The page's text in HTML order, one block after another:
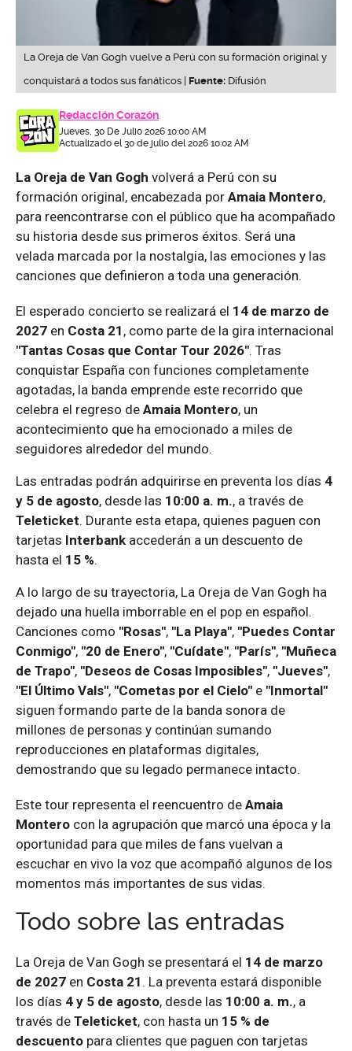
La Oreja de Van Gogh vuelve a Perú con su formación original y
conquistará a todos sus fanáticos | Fuente: Difusión
Redacción Corazón
Jueves, 30 De Julio 2026 10:00 AM
Actualizado el 30 de julio del 2026 10:02 AM
La Oreja de Van Gogh volverá a Perú con su
formación original, encabezada por Amaia Montero,
para reencontrarse con el público que ha acompañado
su historia desde sus primeros éxitos. Será una
velada marcada por la nostalgia, las emociones y las
canciones que definieron a toda una generación.
El esperado concierto se realizará el 14 de marzo de
2027 en Costa 21 , como parte de la gira internacional
"Tantas Cosas que Contar Tour 2026". Tras
conquistar España con funciones completamente
agotadas, la banda emprende este recorrido que
celebra el regreso de Amaia Montero, un
acontecimiento que ha emocionado a miles de
seguidores alrededor del mundo.
Las entradas podrán adquirirse en preventa los días 4
y 5 de agosto, desde las 10:00 a. m., a través de
Teleticket. Durante esta etapa, quienes paguen con
tarjetas Interbank accederán a un descuento de
hasta el 15 %.
A lo largo de su trayectoria, La Oreja de Van Gogh ha
dejado una huella imborrable en el pop en español.
Canciones como "Rosas", "La Playa", "Puedes Contar
Conmigo", "20 de Enero", "Cuídate", "París", "Muñeca
de Trapo", "Deseos de Cosas Imposibles", "Jueves",
"El Último Vals", "Cometas por el Cielo" e "Inmortal"
siguen formando parte de la banda sonora de
millones de personas y continúan sumando
reproducciones en plataformas digitales,
demostrando que su legado permanece intacto.
Este tour representa el reencuentro de Amaia
Montero con la agrupación que marcó una época y la
oportunidad para que miles de fans vuelvan a
escuchar en vivo la voz que acompañó algunos de los
momentos más importantes de sus vidas.
Todo sobre las entradas
La Oreja de Van Gogh se presentará el 14 de marzo
de 2027 en Costa 21 . La preventa estará disponible
los días 4 y 5 de agosto, desde las 10:00 a. m., a
través de Teleticket, con hasta un 15 % de
descuento para clientes que paguen con tarjetas